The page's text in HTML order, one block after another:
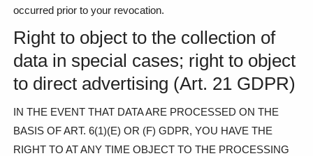
occurred prior to your revocation.
Right to object to the collection of
data in special cases; right to object
to direct advertising (Art. 21 GDPR)
IN THE EVENT THAT DATA ARE PROCESSED ON THE
BASIS OF ART. 6(1)(E) OR (F) GDPR, YOU HAVE THE
RIGHT TO AT ANY TIME OBJECT TO THE PROCESSING